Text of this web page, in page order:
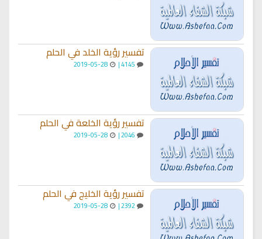
تفسير رؤية الخلد في الحلم
2019-05-28
تفسير رؤية الخلعة في الحلم
2019-05-28
تفسير رؤية الخليج في الحلم
2392 |
2019-05-28